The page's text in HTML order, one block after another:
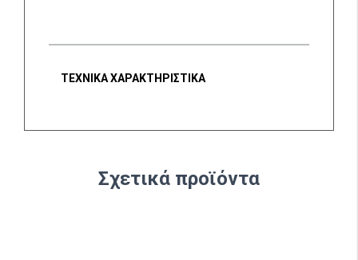
ΤΕΧΝΙΚΑ ΧΑΡΑΚΤΗΡΙΣΤΙΚΑ
Σχετικά προϊόντα